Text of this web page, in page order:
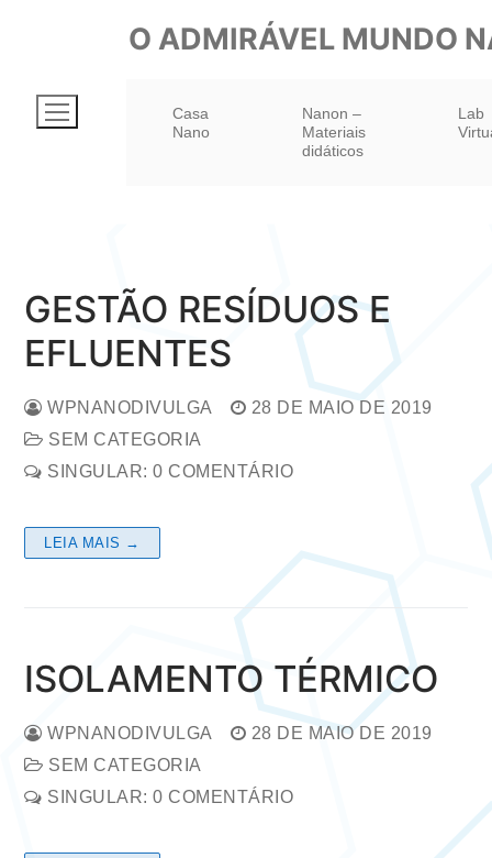
conteúdo
O ADMIRÁVEL MUNDO
Casa
Nano
Nanon –
Materiais
didáticos
Lab
GESTÃO RESÍDUOS E
EFLUENTES
WPNANODIVULGA
28 DE MAIO DE 2019
SEM CATEGORIA
SINGULAR: 0 COMENTÁRIO
LEIA MAIS →
ISOLAMENTO TÉRMICO
WPNANODIVULGA
28 DE MAIO DE 2019
SEM CATEGORIA
SINGULAR: 0 COMENTÁRIO